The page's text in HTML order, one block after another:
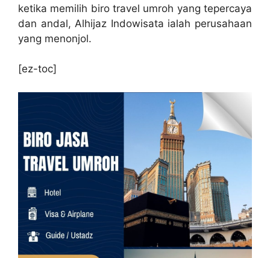
ketika memilih biro travel umroh yang tepercaya
dan andal, Alhijaz Indowisata ialah perusahaan
yang menonjol.
[ez-toc]